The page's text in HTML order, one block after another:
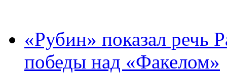
«Рубин» показал речь
победы над «Факелом»